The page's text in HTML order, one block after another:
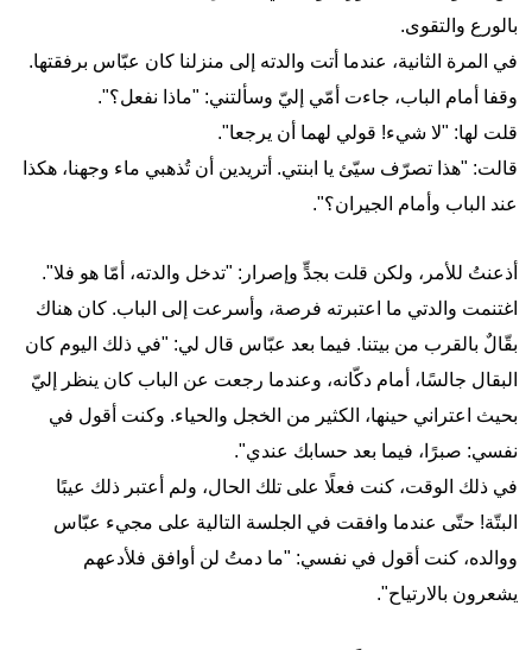
بالورع والتقوى.
في المرة الثانية، عندما أتت والدته إلى منزلنا كان عبّاس برفقتها.
وقفا أمام الباب، جاءت أمّي إليّ وسألتني: "ماذا نفعل؟".
قلت لها: "لا شيء! قولي لهما أن يرجعا".
قالت: "هذا تصرّف سيّئ يا ابنتي. أتريدين أن تُذهبي ماء وجهنا، هكذا
عند الباب وأمام الجيران؟".
أذعنتُ للأمر، ولكن قلت بجدٍّ وإصرار: "تدخل والدته، أمّا هو فلا".
اغتنمت والدتي ما اعتبرته فرصة، وأسرعت إلى الباب. كان هناك
بقّالٌ بالقرب من بيتنا. فيما بعد عبّاس قال لي: "في ذلك اليوم كان
البقال جالسًا، أمام دكّانه، وعندما رجعت عن الباب كان ينظر إليّ
بحيث اعتراني حينها، الكثير من الخجل والحياء. وكنت أقول في
نفسي: صبرًا، فيما بعد حسابك عندي".
في ذلك الوقت، كنت فعلًا على تلك الحال، ولم أعتبر ذلك عيبًا
البتّة! حتّى عندما وافقت في الجلسة التالية على مجيء عبّاس
ووالده، كنت أقول في نفسي: "ما دمتُ لن أوافق فلأدعهم
يشعرون بالارتياح".